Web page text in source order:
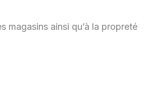
magasins ainsi qu’à la propreté